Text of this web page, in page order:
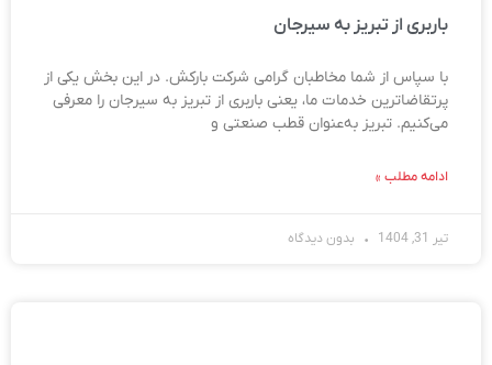
باربری از تبریز به سیرجان
با سپاس از شما مخاطبان گرامی شرکت بارکش. در این بخش یکی از
پرتقاضاترین خدمات ما، یعنی باربری از تبریز به سیرجان را معرفی
می‌کنیم. تبریز به‌عنوان قطب صنعتی و
ادامه مطلب »
تیر 31, 1404 بدون دیدگاه